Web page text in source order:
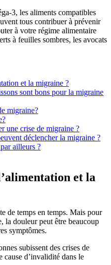
3, les aliments compatibles
tous contribuer à prévenir
à votre régime alimentaire
à feuilles sombres, les avocats
et la migraine ?
sont bons pour la migraine
migraine?
une crise de migraine ?
déclencher la migraine ?
ailleurs ?
et la
de temps en temps. Mais pour
la douleur peut être beaucoup
symptômes.
subissent des crises de
cause d’invalidité dans le